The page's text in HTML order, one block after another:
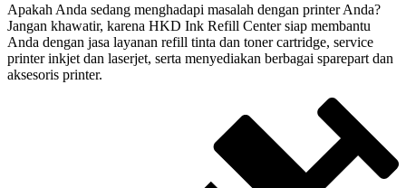
Apakah Anda sedang menghadapi masalah dengan printer Anda?
Jangan khawatir, karena HKD Ink Refill Center siap membantu
Anda dengan jasa layanan refill tinta dan toner cartridge, service
printer inkjet dan laserjet, serta menyediakan berbagai sparepart dan
aksesoris printer.